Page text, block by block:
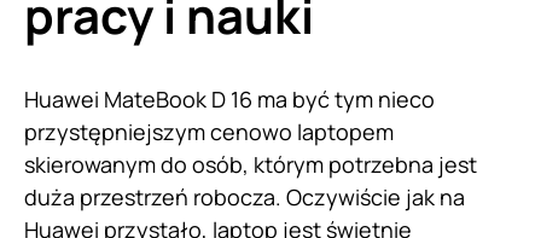
pracy i nauki
Huawei MateBook D 16 ma być tym nieco
przystępniejszym cenowo laptopem
skierowanym do osób, którym potrzebna jest
duża przestrzeń robocza. Oczywiście jak na
Huawei przystało, laptop jest świetnie